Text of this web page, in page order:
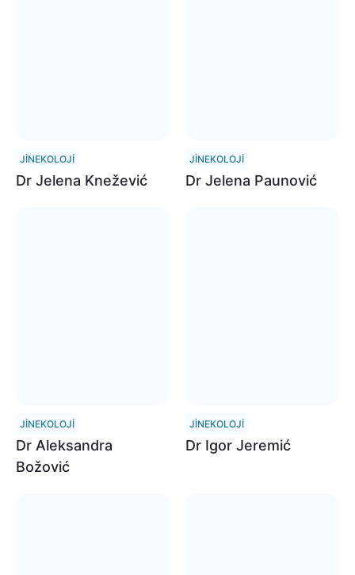
JINEKOLOJI
Dr Jelena Knežević
JINEKOLOJI
Dr Jelena Paunović
JINEKOLOJI
Dr Aleksandra
Božović
JINEKOLOJI
Dr Igor Jeremić